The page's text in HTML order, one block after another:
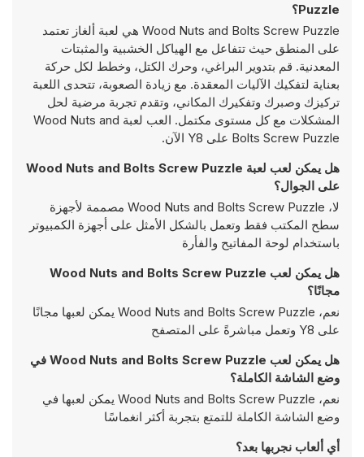
Puzzle؟
Wood Nuts and Bolts Screw Puzzle هي لعبة ألغاز تعتمد
على المنطق حيث تتفاعل مع الهياكل الخشبية والمثبتات
المعدنية. قم بتدوير البراغي، وحرك الكتل، وخطط لكل حركة
بعناية لتفكيك الآليات المعقدة. مع زيادة الصعوبة، تتحدى اللعبة
تركيزك وصبرك وتفكيرك المكاني، وتقدم تجربة مرضية لحل
المشكلات مع كل مستوى مكتمل. العب لعبة Wood Nuts and
Bolts Screw Puzzle على Y8 الآن.
هل يمكن لعب لعبة Wood Nuts and Bolts Screw Puzzle
على الجوال؟
لا، Wood Nuts and Bolts Screw Puzzle مصممة لأجهزة
سطح المكتب فقط وتعمل بالشكل الأمثل على أجهزة الكمبيوتر
باستخدام لوحة المفاتيح والفأرة
هل يمكن لعب Wood Nuts and Bolts Screw Puzzle
مجانًا؟
نعم، Wood Nuts and Bolts Screw Puzzle يمكن لعبها مجانًا
على Y8 وتعمل مباشرةً على المتصفح
هل يمكن لعب Wood Nuts and Bolts Screw Puzzle في
وضع الشاشة الكاملة؟
نعم، Wood Nuts and Bolts Screw Puzzle يمكن لعبها في
وضع الشاشة الكاملة للتمتع بتجربة أكثر انغماسًا
أي ألعاب نجربها بعد؟